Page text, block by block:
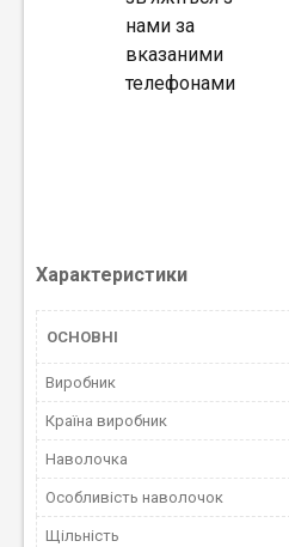
нами за
вказаними
телефонами
Характеристики
ОСНОВНІ
Виробник
Країна виробник
Наволочка
Особливість наволочок
Щільність